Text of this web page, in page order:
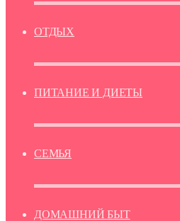
ОТДЫХ
ПИТАНИЕ И ДИЕТЫ
СЕМЬЯ
ДОМАШНИЙ БЫТ